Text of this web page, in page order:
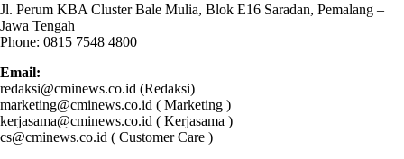
Jl. Perum KBA Cluster Bale Mulia, Blok E16 Saradan, Pemalang –
Jawa Tengah
Phone: 0815 7548 4800
Email:
redaksi@cminews.co.id (Redaksi)
marketing@cminews.co.id ( Marketing )
kerjasama@cminews.co.id ( Kerjasama )
cs@cminews.co.id ( Customer Care )